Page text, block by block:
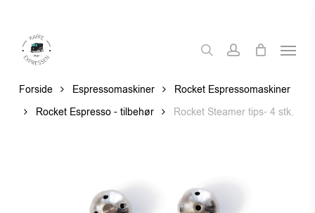
content
searchaccount
Menu
Forside Espressomaskiner
Rocket Espressomaskiner
Rocket Espresso - tilbehør
Rocket Steamer tips- 4 stk.